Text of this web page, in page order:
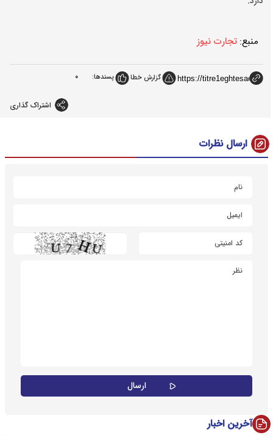
منبع: تجارت نیوز
گزارش خطا پسندها: 0
اشتراک گذاری
ارسال نظرات
آخرین اخبار